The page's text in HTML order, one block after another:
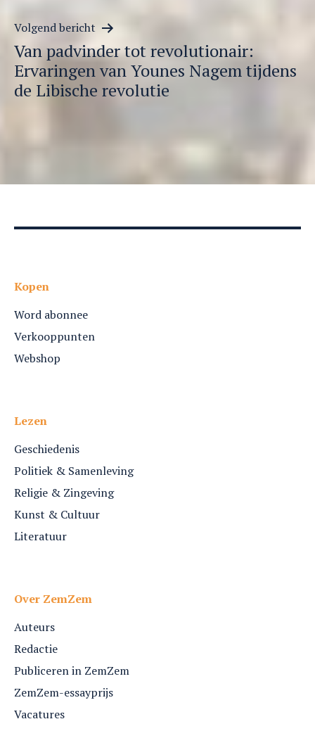
Volgend bericht
Van padvinder tot revolutionair:
Ervaringen van Younes Nagem tijdens
de Libische revolutie
Kopen
Word abonnee
Verkooppunten
Webshop
Lezen
Geschiedenis
Politiek & Samenleving
Religie & Zingeving
Kunst & Cultuur
Literatuur
Over ZemZem
Auteurs
Redactie
Publiceren in ZemZem
ZemZem-essayprijs
Vacatures